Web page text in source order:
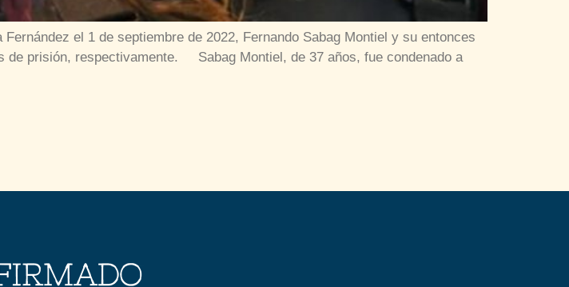
el 1 de septiembre de 2022, Fernando Sabag Montiel y su entonces
de prisión, respectivamente. Sabag Montiel, de 37 años, fue condenado a